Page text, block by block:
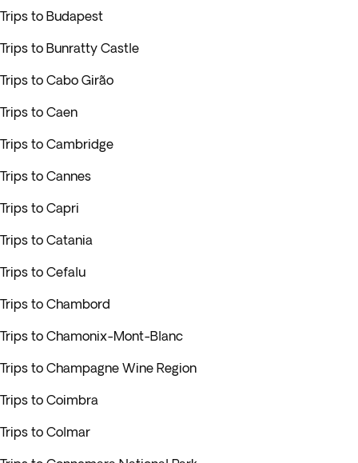
Trips to Budapest
Trips to Bunratty Castle
Trips to Cabo Girão
Trips to Caen
Trips to Cambridge
Trips to Cannes
Trips to Capri
Trips to Catania
Trips to Cefalu
Trips to Chambord
Trips to Chamonix-Mont-Blanc
Trips to Champagne Wine Region
Trips to Coimbra
Trips to Colmar